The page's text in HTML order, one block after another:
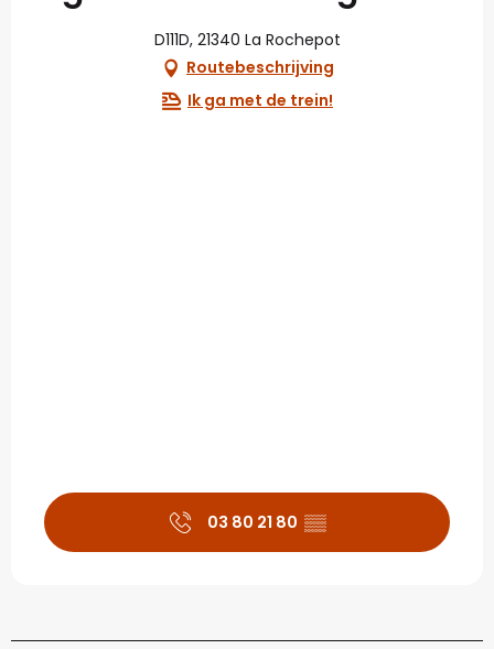
D111D, 21340 La Rochepot
Routebeschrijving
Ik ga met de trein!
03 80 21 80 ▒▒